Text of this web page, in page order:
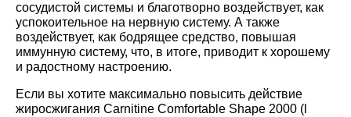
сосудистой системы и благотворно воздействует, как
успокоительное на нервную систему. А также
воздействует, как бодрящее средство, повышая
иммунную систему, что, в итоге, приводит к хорошему
и радостному настроению.
Если вы хотите максимально повысить действие
жиросжигания Carnitine Comfortable Shape 2000 (